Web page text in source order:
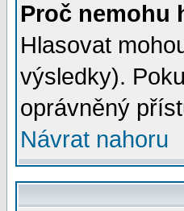
Proč nemohu
Hlasovat
výsledky).
oprávněný
Návrat nahoru